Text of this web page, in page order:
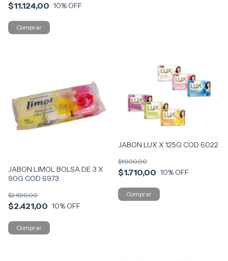
$11.124,00 10% OFF
JABON LIMOL BOLSA DE 3 X
90G COD 6973
$2.421,00
$2.690,00
10% OFF
JABON LUX X 125G COD 6022
$1.710,00
$1.900,00
10% OFF